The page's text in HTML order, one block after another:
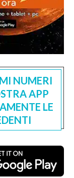
NUMERI
APP
LE